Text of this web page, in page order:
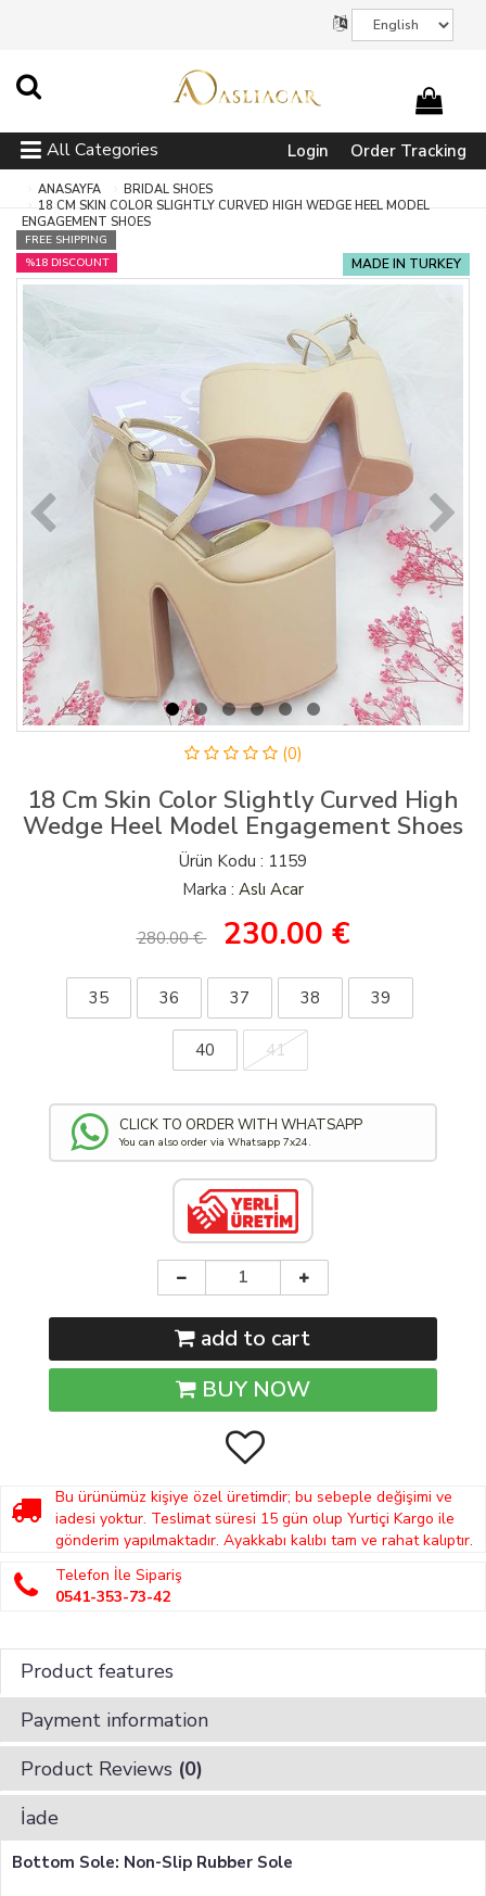
All Categories Login Order Tracking
ANASAYFA
BRIDAL SHOES
18 CM SKIN COLOR SLIGHTLY CURVED HIGH WEDGE HEEL MODEL
ENGAGEMENT SHOES
FREE SHIPPING
%18 DISCOUNT
MADE IN TURKEY
(0)
18 Cm Skin Color Slightly Curved High
Wedge Heel Model Engagement Shoes
Ürün Kodu : 1159
Marka : Aslı Acar
280.00 € 230.00 €
35 36 37 38 39
40 41
CLICK TO ORDER WITH WHATSAPP
You can also order via Whatsapp 7x24.
add to cart
BUY NOW
Bu ürünümüz kişiye özel üretimdir; bu sebeple değişimi ve
iadesi yoktur. Teslimat süresi 15 gün olup Yurtiçi Kargo ile
gönderim yapılmaktadır. Ayakkabı kalıbı tam ve rahat kalıptır.
Telefon İle Sipariş
0541-353-73-42
Product features
Payment information
Product Reviews (0)
İade
Bottom Sole: Non-Slip Rubber Sole